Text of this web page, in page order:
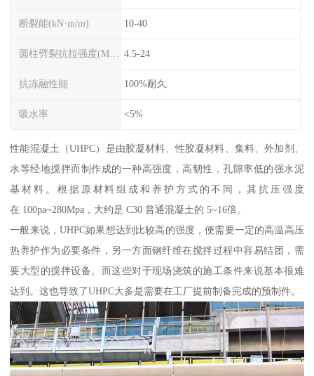
断裂能(kN·m/m) 10-40
圆柱劈裂抗拉强度(MPa) 4.5-24
抗冻融性能 100%耐久
吸水率 <5%
性能混凝土（UHPC）是由胶凝材料、性胶凝材料、集料、外加剂、
水等经地搅拌而制作成的一种高强度，高韧性，孔隙率低的强水泥
基材料。根据原材料组成和养护方式的不同，其抗压强度
在 100pa~280Mpa，大约是 C30 普通混凝土的 5~16倍。
一般来说，UHPC如果想达到比较高的强度，便需要一定的高温高压
热养护作为必要条件，另一方面钢纤维在搅拌过程中容易结团，需
要大型的搅拌设备。而这些对于现场浇筑的施工条件来说基本很难
达到。这也导致了UHPC大多是需要在工厂提前制备完成的预制件。